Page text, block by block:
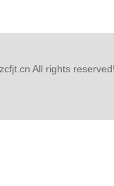
All rights